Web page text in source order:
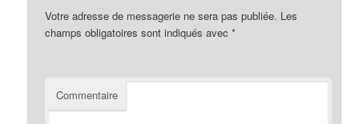
Votre adresse de messagerie ne sera pas publiée. Les
champs obligatoires sont indiqués avec*
Commentaire